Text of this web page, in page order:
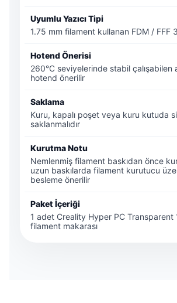
Uyumlu Yazıcı Tipi
1.75 mm filament kullanan FDM / FFF
Hotend Önerisi
260°C seviyelerinde stabil çalışabilen
hotend önerilir
Saklama
Kuru, kapalı poşet veya kuru kutuda
saklanmalıdır
Kurutma Notu
Nemlenmiş filament baskıdan önce
uzun baskılarda filament kurutucu
besleme önerilir
Paket İçeriği
1 adet Creality Hyper PC Transparent
filament makarası